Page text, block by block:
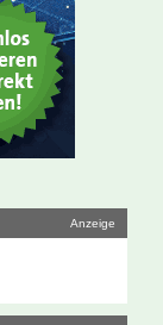
Anzeige